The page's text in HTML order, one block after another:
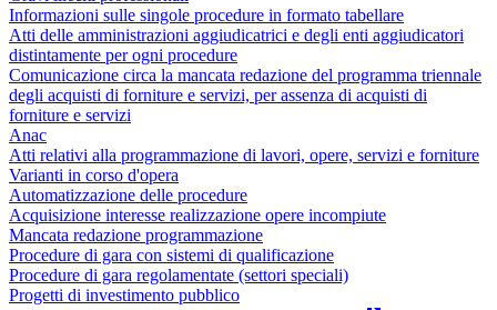
Informazioni sulle singole procedure in formato tabellare
Atti delle amministrazioni aggiudicatrici e degli enti aggiudicatori
distintamente per ogni procedure
Comunicazione circa la mancata redazione del programma triennale
degli acquisti di forniture e servizi, per assenza di acquisti di
forniture e servizi
Anac
Atti relativi alla programmazione di lavori, opere, servizi e forniture
Varianti in corso d'opera
Automatizzazione delle procedure
Acquisizione interesse realizzazione opere incompiute
Mancata redazione programmazione
Procedure di gara con sistemi di qualificazione
Procedure di gara regolamentate (settori speciali)
Progetti di investimento pubblico